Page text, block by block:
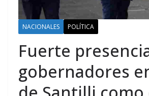
NACIONALES POLÍTICA
Fuerte
gobernadores